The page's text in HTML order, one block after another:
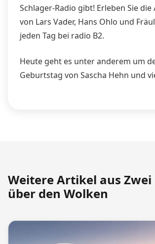
Schlager-Radio gibt! Erleben Sie
von Lars Vader, Hans Ohlo und
jeden Tag bei radio B2.
Heute geht es unter anderem um
Geburtstag von Sascha Hehn und
Weitere Artikel aus Zwei
über den Wolken